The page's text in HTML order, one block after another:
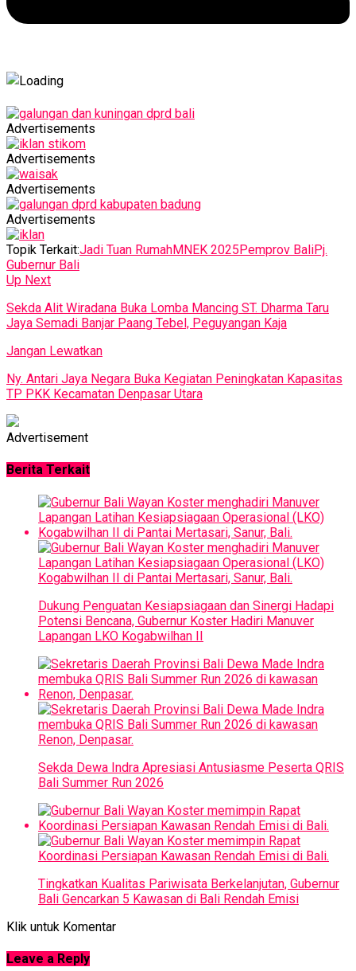
Advertisements
Advertisements
Advertisements
Advertisements
Topik Terkait:Jadi Tuan RumahMNEK 2025Pemprov BaliPj.
Gubernur Bali
Up Next
Sekda Alit Wiradana Buka Lomba Mancing ST. Dharma Taru
Jaya Semadi Banjar Paang Tebel, Peguyangan Kaja
Jangan Lewatkan
Ny. Antari Jaya Negara Buka Kegiatan Peningkatan Kapasitas
TP PKK Kecamatan Denpasar Utara
Advertisement
Berita Terkait
Dukung Penguatan Kesiapsiagaan dan Sinergi Hadapi
Potensi Bencana, Gubernur Koster Hadiri Manuver
Lapangan LKO Kogabwilhan II
Sekda Dewa Indra Apresiasi Antusiasme Peserta QRIS
Bali Summer Run 2026
Tingkatkan Kualitas Pariwisata Berkelanjutan, Gubernur
Bali Gencarkan 5 Kawasan di Bali Rendah Emisi
Klik untuk Komentar
Leave a Reply